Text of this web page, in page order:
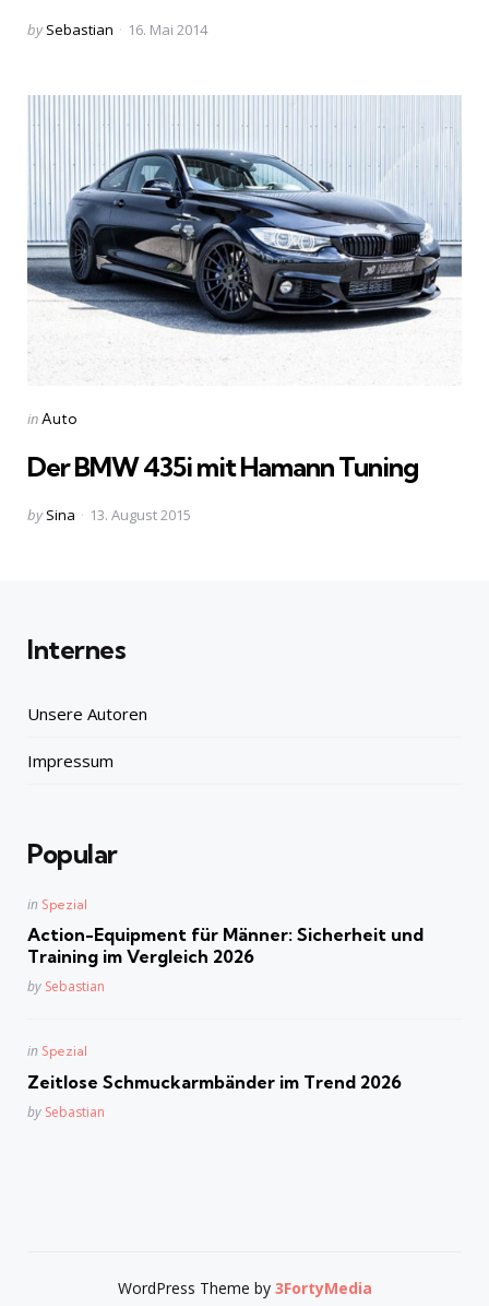
Posted
by Sebastian 16. Mai 2014
Categories
Posted
inAuto
Der BMW 435i mit Hamann Tuning
Posted
by Sina 13. August 2015
Internes
Unsere Autoren
Impressum
Popular
Posted
in Spezial
Action-Equipment für Männer: Sicherheit und
Training im Vergleich 2026
Posted
by Sebastian
Posted
in Spezial
Zeitlose Schmuckarmbänder im Trend 2026
Posted
by Sebastian
WordPress Theme by 3FortyMedia